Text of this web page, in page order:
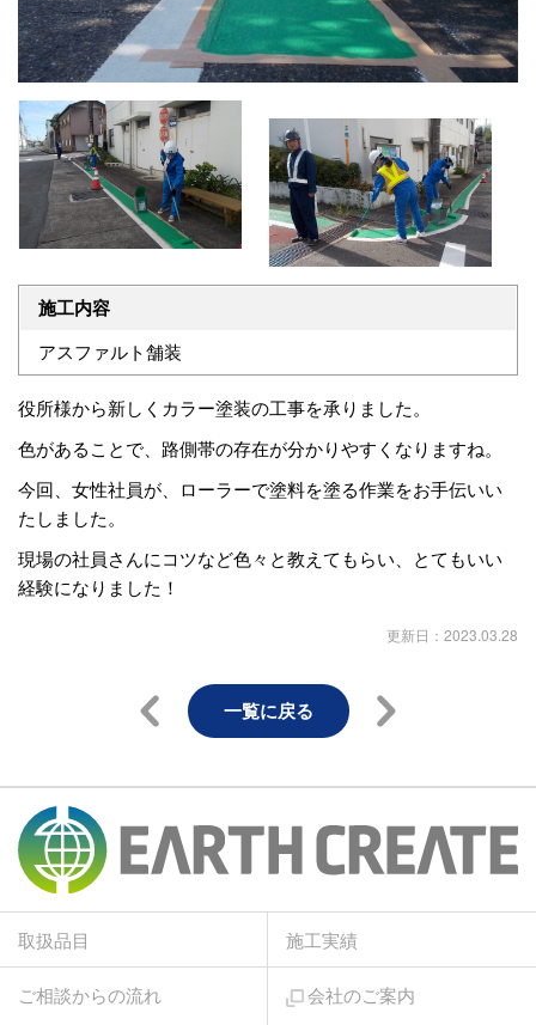
施工内容
アスファルト舗装
役所様から新しくカラー塗装の工事を承りました。
色があることで、路側帯の存在が分かりやすくなりますね。
今回、女性社員が、ローラーで塗料を塗る作業をお手伝いい
たしました。
現場の社員さんにコツなど色々と教えてもらい、とてもいい
経験になりました！
更新日：2023.03.28
一覧に戻る
取扱品目 施工実績
ご相談からの流れ 会社のご案内